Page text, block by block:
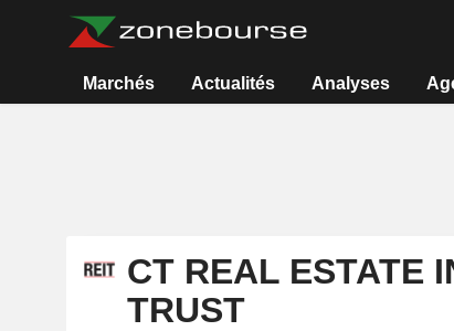
Marchés Actualités Analyses
CT REAL ESTATE
TRUST